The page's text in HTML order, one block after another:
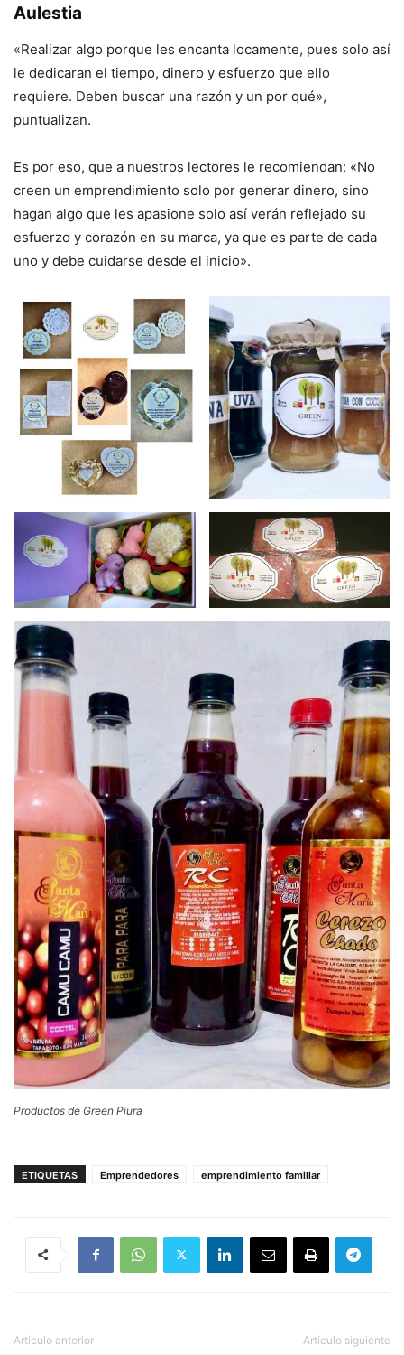
Aulestia
«Realizar algo porque les encanta locamente, pues solo así
le dedicaran el tiempo, dinero y esfuerzo que ello
requiere. Deben buscar una razón y un por qué»,
puntualizan.
Es por eso, que a nuestros lectores le recomiendan: «No
creen un emprendimiento solo por generar dinero, sino
hagan algo que les apasione solo así verán reflejado su
esfuerzo y corazón en su marca, ya que es parte de cada
uno y debe cuidarse desde el inicio».
Productos de Green Piura
ETIQUETAS Emprendedores emprendimiento familiar
Artículo anterior Artículo siguiente